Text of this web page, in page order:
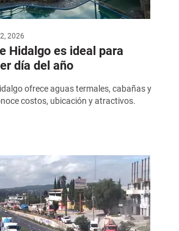
2026
Hidalgo es ideal para
día del año
ofrece aguas termales, cabañas y
costos, ubicación y atractivos.